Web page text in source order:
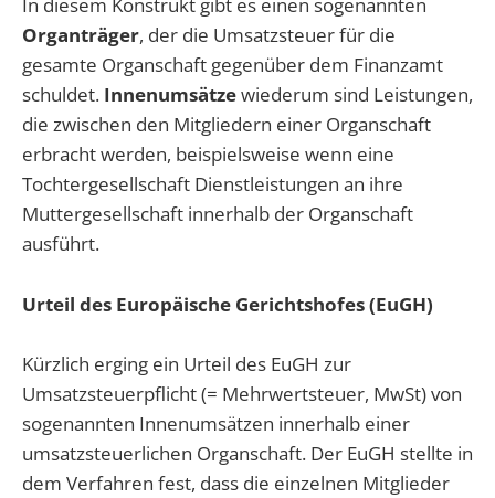
In diesem Konstrukt gibt es einen sogenannten
Organträger, der die Umsatzsteuer für die
gesamte Organschaft gegenüber dem Finanzamt
schuldet. Innenumsätzewiederum sind Leistungen,
die zwischen den Mitgliedern einer Organschaft
erbracht werden, beispielsweise wenn eine
Tochtergesellschaft Dienstleistungen an ihre
Muttergesellschaft innerhalb der Organschaft
ausführt.
Urteil des Europäische Gerichtshofes (EuGH)
Kürzlich erging ein Urteil des EuGH zur
Umsatzsteuerpflicht (= Mehrwertsteuer, MwSt) von
sogenannten Innenumsätzen innerhalb einer
umsatzsteuerlichen Organschaft. Der EuGH stellte in
dem Verfahren fest, dass die einzelnen Mitglieder